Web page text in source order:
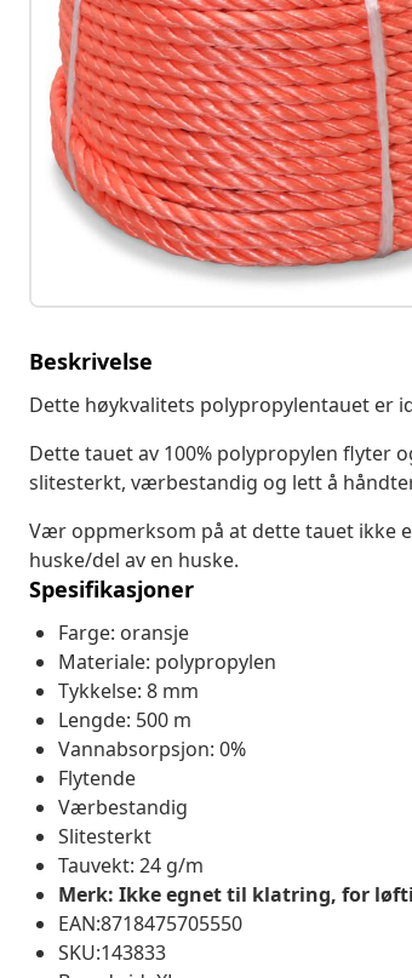
Beskrivelse
Dette høykvalitets polypropylentauet er
Dette tauet av 100% polypropylen flyter
slitesterkt, værbestandig og lett å
Vær oppmerksom på at dette tauet ikke
huske/del av en huske.
Spesifikasjoner
Farge: oransje
Materiale: polypropylen
Tykkelse: 8 mm
Lengde: 500 m
Vannabsorpsjon: 0%
Flytende
Værbestandig
Slitesterkt
Tauvekt: 24 g/m
Merk: Ikke egnet til klatring, for
EAN:8718475705550
SKU:143833